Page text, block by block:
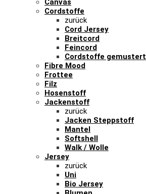
Canvas
Cordstoffe
zurück
Cord Jersey
Breitcord
Feincord
Cordstoffe gemustert
Fibre Mood
Frottee
Filz
Hosenstoff
Jackenstoff
zurück
Jacken Steppstoff
Mantel
Softshell
Walk / Wolle
Jersey
zurück
Uni
Bio Jersey